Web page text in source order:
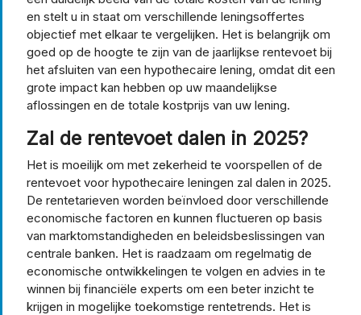
en stelt u in staat om verschillende leningsoffertes
objectief met elkaar te vergelijken. Het is belangrijk om
goed op de hoogte te zijn van de jaarlijkse rentevoet bij
het afsluiten van een hypothecaire lening, omdat dit een
grote impact kan hebben op uw maandelijkse
aflossingen en de totale kostprijs van uw lening.
Zal de rentevoet dalen in 2025?
Het is moeilijk om met zekerheid te voorspellen of de
rentevoet voor hypothecaire leningen zal dalen in 2025.
De rentetarieven worden beïnvloed door verschillende
economische factoren en kunnen fluctueren op basis
van marktomstandigheden en beleidsbeslissingen van
centrale banken. Het is raadzaam om regelmatig de
economische ontwikkelingen te volgen en advies in te
winnen bij financiële experts om een beter inzicht te
krijgen in mogelijke toekomstige rentetrends. Het is